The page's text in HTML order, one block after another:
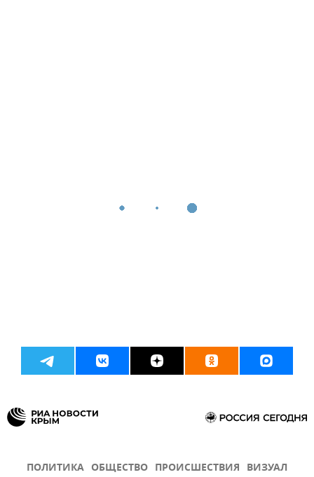
ПОЛИТИКА ОБЩЕСТВО ПРОИСШЕСТВИЯ ВИЗУАЛ